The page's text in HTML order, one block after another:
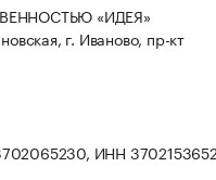
«ИДЕЯ»
г. Иваново, пр-кт
ИНН